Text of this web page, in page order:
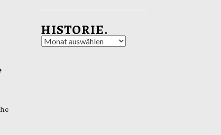
HISTORIE.
Historie.